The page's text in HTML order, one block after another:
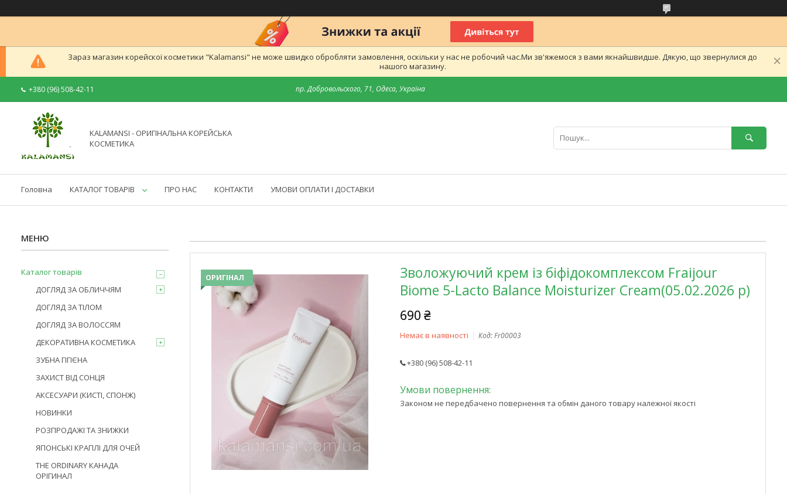
Зараз магазин корейскої косметики "Kalamansi" не може швидко обробляти замовлення, оскільки у нас не робочий час.Ми зв'яжемося з вами якнайшвидше. Дякую, що звернулися до
нашого магазину.
+380 (96) 508-42-11 пр. Добровольского, 71, Одеса, Україна
KALAMANSI - ОРИГІНАЛЬНА КОРЕЙСЬКА
КОСМЕТИКА
Головна КАТАЛОГ ТОВАРІВ ПРО НАС КОНТАКТИ УМОВИ ОПЛАТИ І ДОСТАВКИ
ОРИГІНАЛ
Зволожуючий крем із біфідокомплексом Fraijour
Biome 5-Lacto Balance Moisturizer Cream(05.02.2026 р)
690 ₴
Немає в наявності Код:Fr00003
+380 (96) 508-42-11
Законом не передбачено повернення та обмін даного товару належної якості
Каталог товарів
ДОГЛЯД ЗА ОБЛИЧЧЯМ
ДОГЛЯД ЗА ТІЛОМ
ДОГЛЯД ЗА ВОЛОССЯМ
ДЕКОРАТИВНА КОСМЕТИКА
ЗУБНА ГІГІЄНА
ЗАХИСТ ВІД СОНЦЯ
АКСЕСУАРИ (КИСТІ, СПОНЖ)
НОВИНКИ
РОЗПРОДАЖІ ТА ЗНИЖКИ
ЯПОНСЬКІ КРАПЛІ ДЛЯ ОЧЕЙ
THE ORDINARY КАНАДА
ОРІГИНАЛ